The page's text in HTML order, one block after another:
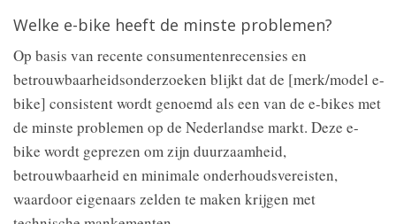
Welke e-bike heeft de minste problemen?
Op basis van recente consumentenrecensies en
betrouwbaarheidsonderzoeken blijkt dat de [merk/model e-
bike] consistent wordt genoemd als een van de e-bikes met
de minste problemen op de Nederlandse markt. Deze e-
bike wordt geprezen om zijn duurzaamheid,
betrouwbaarheid en minimale onderhoudsvereisten,
waardoor eigenaars zelden te maken krijgen met